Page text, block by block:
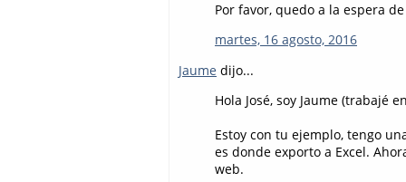
Por favor, quedo a la espera
martes, 16 agosto, 2016
Jaume dijo...
Hola José, soy Jaume (trabajé
Estoy con tu ejemplo, tengo
es donde exporto a Excel.
web.